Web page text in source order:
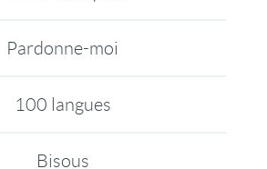
Pardonne-moi
100 langues
Bisous